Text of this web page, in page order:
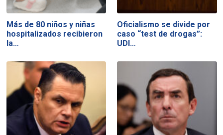
Más de 80 niños y niñas
hospitalizados recibieron
la…
Oficialismo se divide por
caso “test de drogas”:
UDI…